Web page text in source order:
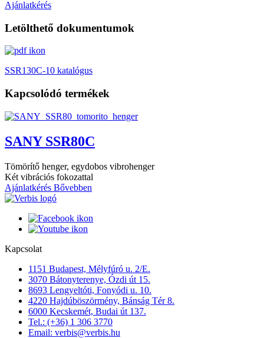
Ajánlatkérés
Letölthető dokumentumok
SSR130C-10 katalógus
Kapcsolódó termékek
SANY SSR80C
Tömörítő henger, egydobos vibrohenger
Két vibrációs fokozattal
Ajánlatkérés Bővebben
Kapcsolat
1151 Budapest, Mélyfúró u. 2/E.
3070 Bátonyterenye, Ózdi út 15.
8693 Lengyeltóti, Fonyódi u. 10.
4220 Hajdúböszörmény, Bánság Tér 8.
6000 Kecskemét, Budai út 137.
Tel.: (+36) 1 306 3770
Email: verbis@verbis.hu